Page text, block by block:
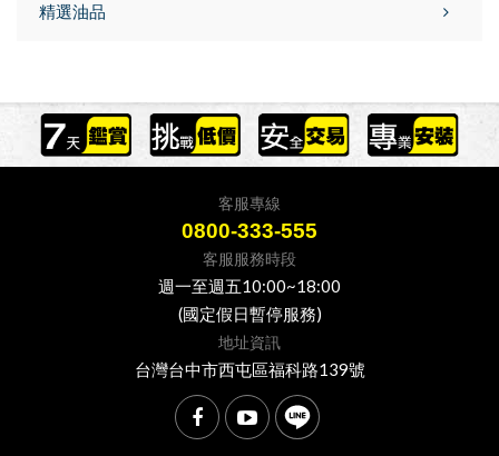
精選油品
客服專線
0800-333-555
客服服務時段
週一至週五10:00~18:00
(國定假日暫停服務)
地址資訊
台灣台中市西屯區福科路139號